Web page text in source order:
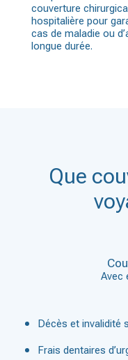
couverture
hospitalière pour
cas de maladie ou
longue durée.
Que
Avec
Décès et invalidité
Frais dentaires